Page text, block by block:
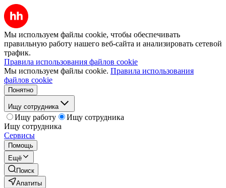
Мы используем файлы cookie, чтобы обеспечивать
правильную работу нашего веб-сайта и анализировать сетевой
трафик.
Правила использования файлов cookie
Мы используем файлы cookie. Правила использования
файлов cookie
Понятно
Ищу сотрудника
Ищу работу
Ищу сотрудника
Ищу сотрудника
Сервисы
Помощь
Ещё
Поиск
Апатиты